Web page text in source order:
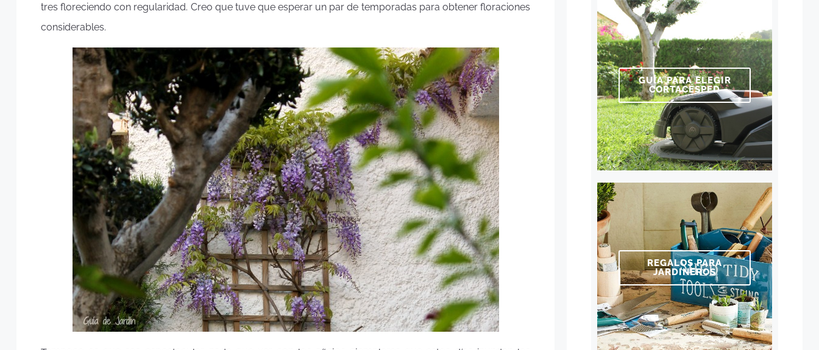
tres floreciendo con regularidad. Creo que tuve que esperar un par de temporadas para obtener floraciones
considerables.
GUÍA PARA ELEGIR
CORTACÉSPED
REGALOS PARA
JARDINEROS